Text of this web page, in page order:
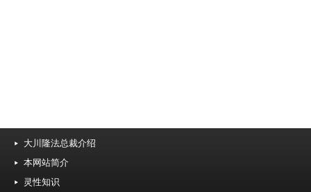
大川隆法总裁介绍
本网站简介
灵性知识